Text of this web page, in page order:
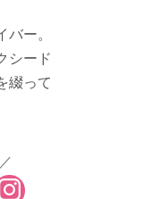
バー。
シード
綴って